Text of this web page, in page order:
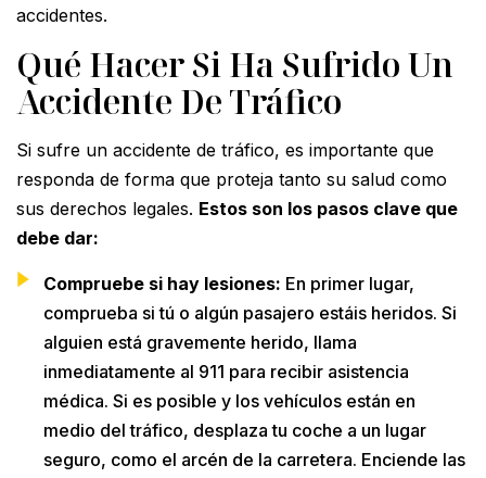
accidentes.
Qué Hacer Si Ha Sufrido Un
Accidente De Tráfico
Si sufre un accidente de tráfico, es importante que
responda de forma que proteja tanto su salud como
sus derechos legales. Estos son los pasos clave que
debe dar:
Compruebe si hay lesiones: En primer lugar,
comprueba si tú o algún pasajero estáis heridos. Si
alguien está gravemente herido, llama
inmediatamente al 911 para recibir asistencia
médica. Si es posible y los vehículos están en
medio del tráfico, desplaza tu coche a un lugar
seguro, como el arcén de la carretera. Enciende las